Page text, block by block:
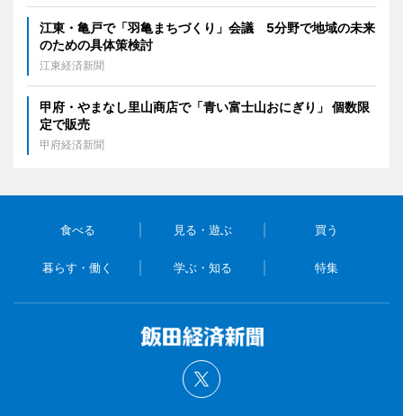
江東・亀戸で「羽亀まちづくり」会議 5分野で地域の未来
のための具体策検討
江東経済新聞
甲府・やまなし里山商店で「青い富士山おにぎり」 個数限
定で販売
甲府経済新聞
食べる 見る・遊ぶ 買う
暮らす・働く 学ぶ・知る 特集